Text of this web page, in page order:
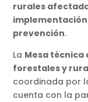
rurales
implementación
prevención.
La Mesa técnica
forestales y
coordinada por
cuenta con la